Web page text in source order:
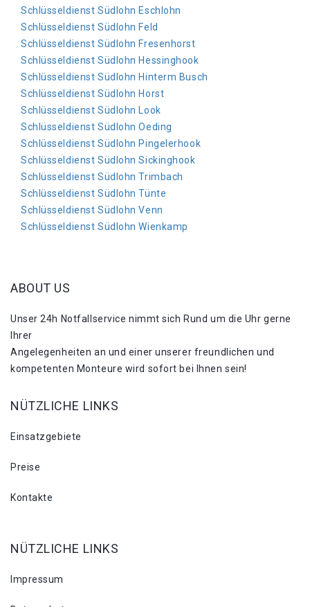
Schlüsseldienst Südlohn Eschlohn
Schlüsseldienst Südlohn Feld
Schlüsseldienst Südlohn Fresenhorst
Schlüsseldienst Südlohn Hessinghook
Schlüsseldienst Südlohn Hinterm Busch
Schlüsseldienst Südlohn Horst
Schlüsseldienst Südlohn Look
Schlüsseldienst Südlohn Oeding
Schlüsseldienst Südlohn Pingelerhook
Schlüsseldienst Südlohn Sickinghook
Schlüsseldienst Südlohn Trimbach
Schlüsseldienst Südlohn Tünte
Schlüsseldienst Südlohn Venn
Schlüsseldienst Südlohn Wienkamp
ABOUT US
Unser 24h Notfallservice nimmt sich Rund um die Uhr gerne
Ihrer
Angelegenheiten an und einer unserer freundlichen und
kompetenten Monteure wird sofort bei Ihnen sein!
NÜTZLICHE LINKS
Einsatzgebiete
Preise
Kontakte
NÜTZLICHE LINKS
Impressum